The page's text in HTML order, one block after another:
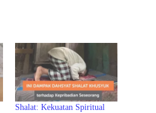
Shalat: Kekuatan Spiritual